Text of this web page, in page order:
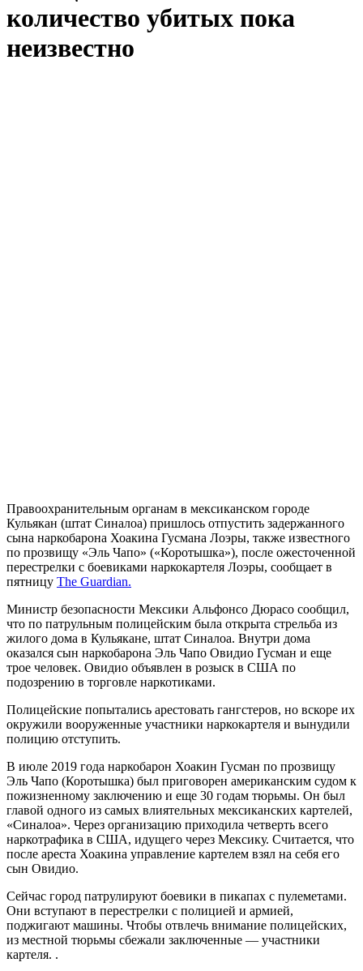
количество убитых пока
неизвестно
Правоохранительным органам в мексиканском городе
Кульякан (штат Синалоа) пришлось отпустить задержанного
сына наркобарона Хоакина Гусмана Лоэры, также известного
по прозвищу «Эль Чапо» («Коротышка»), после ожесточенной
перестрелки с боевиками наркокартеля Лоэры, сообщает в
пятницу The Guardian.
Министр безопасности Мексики Альфонсо Дюрасо сообщил,
что по патрульным полицейским была открыта стрельба из
жилого дома в Кульякане, штат Синалоа. Внутри дома
оказался сын наркобарона Эль Чапо Овидио Гуcман и еще
трое человек. Овидио объявлен в розыск в США по
подозрению в торговле наркотиками.
Полицейские попытались арестовать гангстеров, но вскоре их
окружили вооруженные участники наркокартеля и вынудили
полицию отступить.
В июле 2019 года наркобарон Хоакин Гусман по прозвищу
Эль Чапо (Коротышка) был приговорен американским судом к
пожизненному заключению и еще 30 годам тюрьмы. Он был
главой одного из самых влиятельных мексиканских картелей,
«Синалоа». Через организацию приходила четверть всего
наркотрафика в США, идущего через Мексику. Считается, что
после ареста Хоакина управление картелем взял на себя его
сын Овидио.
Сейчас город патрулируют боевики в пикапах с пулеметами.
Они вступают в перестрелки с полицией и армией,
поджигают машины. Чтобы отвлечь внимание полицейских,
из местной тюрьмы сбежали заключенные — участники
картеля. .